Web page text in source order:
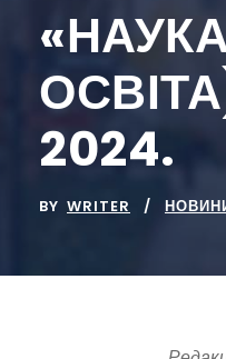
«НАУКА
2024.
BY WRITER